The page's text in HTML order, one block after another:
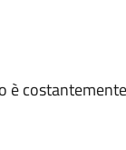
è